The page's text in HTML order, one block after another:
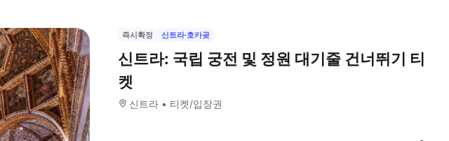
즉시확정 신트라·호카곶
신트라: 국립 궁전 및 정원 대기줄 건너뛰기 티
켓
신트라 티켓/입장권